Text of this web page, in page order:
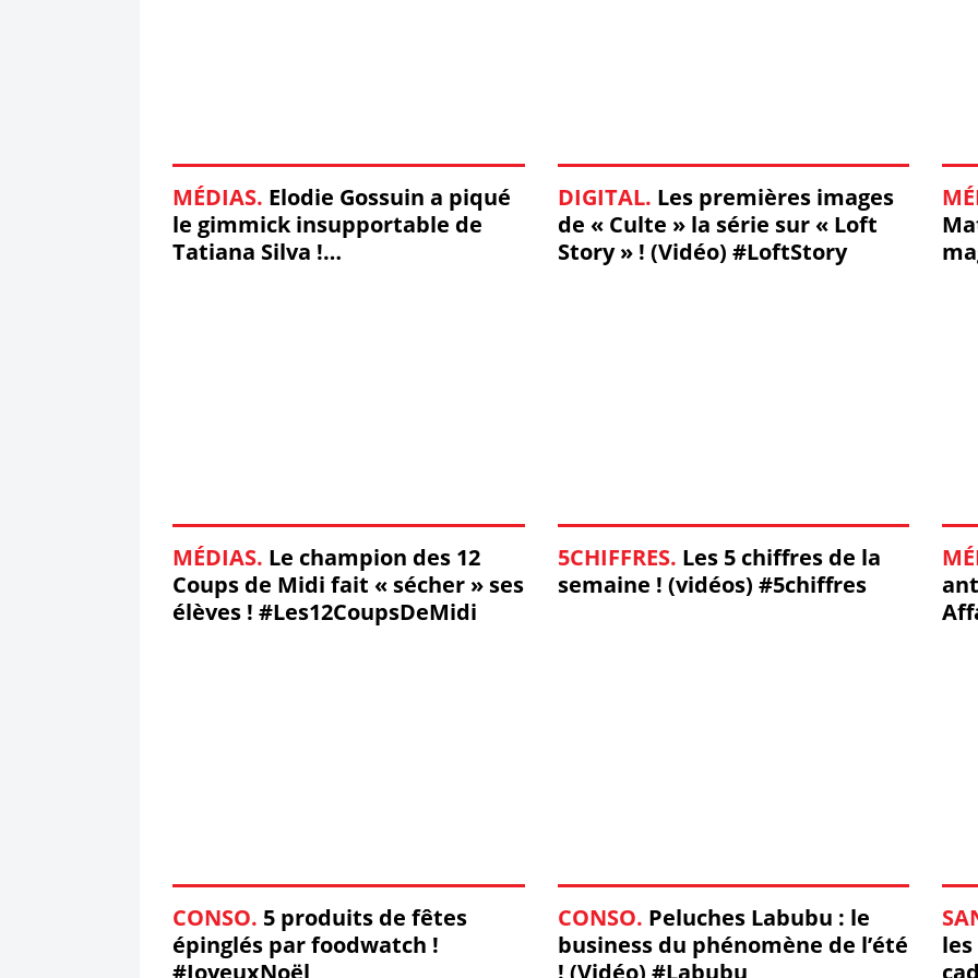
MÉDIAS. Elodie Gossuin a piqué
le gimmick insupportable de
Tatiana Silva !
DIGITAL. Les premières images
de « Culte » la série sur « Loft
Story » ! (Vidéo) #LoftStory
MÉDIAS. Le champion des 12
Coups de Midi fait « sécher » ses
élèves ! #Les12CoupsDeMidi
5CHIFFRES. Les 5 chiffres de la
semaine ! (vidéos) #5chiffres
CONSO. 5 produits de fêtes
épinglés par foodwatch !
CONSO. Peluches Labubu : le
business du phénomène de l’été